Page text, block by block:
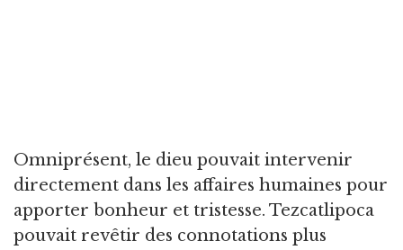
Omniprésent, le dieu pouvait intervenir
directement dans les affaires humaines pour
apporter bonheur et tristesse. Tezcatlipoca
pouvait revêtir des connotations plus